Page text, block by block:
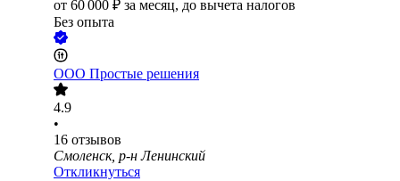
от 60 000 ₽ за месяц, до вычета налогов
Без опыта
ООО Простые решения
4.9
•
16 отзывов
Смоленск, р-н Ленинский
Откликнуться